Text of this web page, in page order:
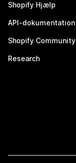
Shopify Hjælp
API-dokumentation
Shopify Community
Research